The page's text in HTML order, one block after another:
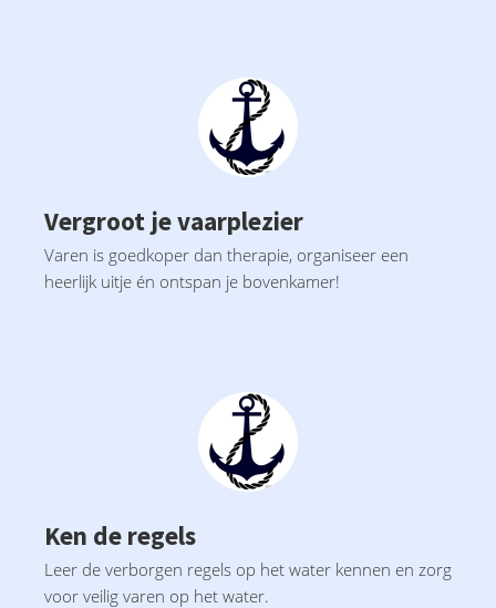
Vergroot je vaarplezier
Varen is goedkoper dan therapie, organiseer een
heerlijk uitje én ontspan je bovenkamer!
Ken de regels
Leer de verborgen regels op het water kennen en zorg
voor veilig varen op het water.